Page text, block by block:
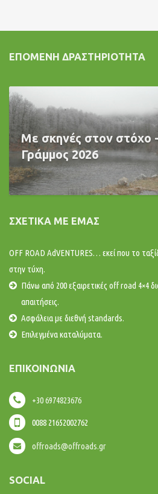
ΕΠΌΜΕΝΗ ΔΡΑΣΤΗΡΙΌΤΗΤΑ
Με σκηνές στον στόχο
Γράμμος 2026
ΣΧΕΤΙΚΆ ΜΕ ΕΜΆΣ
OFF ROAD AdVENTURES… εκεί που το
στην τύχη.
Πάνω από 200 εξαιρετικές off road 4×4
απαιτήσεις.
Ασφάλεια με διεθνή standards.
Επιλεγμένα καταλύματα.
ΕΠΙΚΟΙΝΩΝΊΑ
+30 6974823676
0088 21652002762
offroads@offroads.gr
SOCIAL